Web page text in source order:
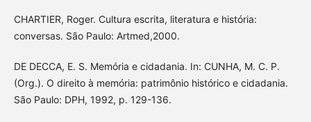
CHARTIER, Roger. Cultura escrita, literatura e história:
conversas. São Paulo: Artmed,2000.
DE DECCA, E. S. Memória e cidadania. In: CUNHA, M. C. P.
(Org.). O direito à memória: patrimônio histórico e cidadania.
São Paulo: DPH, 1992, p. 129-136.